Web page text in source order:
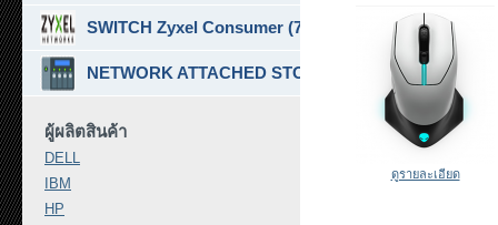
ดูรายละเอียด
SWITCH Zyxel Consumer (7)
NETWORK ATTACHED STORAGE ( NAS ) (7)
ผู้ผลิตสินค้า
DELL
IBM
HP